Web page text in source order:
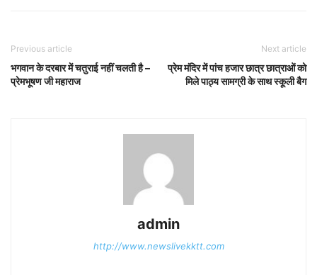
Previous article
भगवान के दरबार में चतुराई नहीं चलती है –
प्रेमभूषण जी महाराज
Next article
प्रेम मंदिर में पांच हजार छात्र छात्राओं को
मिले पाठ्य सामग्री के साथ स्कूली बैग
admin
http://www.newslivekktt.com